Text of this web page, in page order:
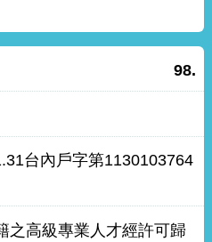
98.
台內戶字第1130103764
之高級專業人才經許可歸